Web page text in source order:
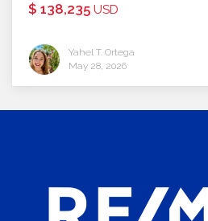
$ 138,235 USD
Yahel T. Ortega
May 28, 2026